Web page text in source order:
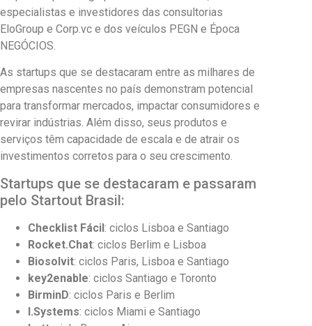
especialistas e investidores das consultorias
EloGroup e Corp.vc e dos veículos PEGN e Época
NEGÓCIOS.
As startups que se destacaram entre as milhares de
empresas nascentes no país demonstram potencial
para transformar mercados, impactar consumidores e
revirar indústrias. Além disso, seus produtos e
serviços têm capacidade de escala e de atrair os
investimentos corretos para o seu crescimento.
Startups que se destacaram e passaram
pelo Startout Brasil:
Checklist Fácil: ciclos Lisboa e Santiago
Rocket.Chat: ciclos Berlim e Lisboa
Biosolvit: ciclos Paris, Lisboa e Santiago
key2enable: ciclos Santiago e Toronto
BirminD: ciclos Paris e Berlim
I.Systems: ciclos Miami e Santiago